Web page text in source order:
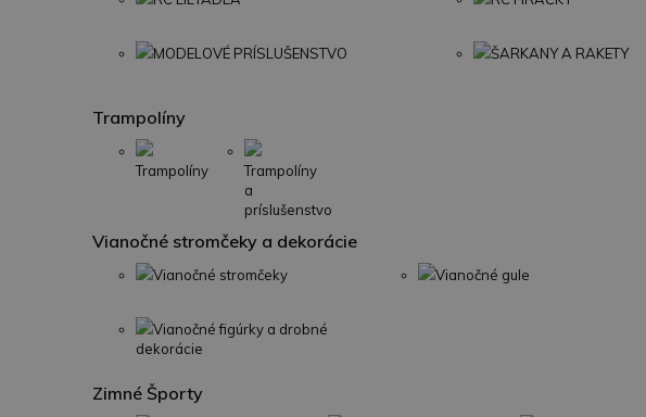
MODELOVÉ PRÍSLUŠENSTVO ŠARKANY A RAKETY
Trampolíny
Trampolíny
Trampolíny
a
príslušenstvo
Vianočné stromčeky a dekorácie
Vianočné stromčeky Vianočné gule
Vianočné figúrky a drobné
dekorácie
Zimné Športy